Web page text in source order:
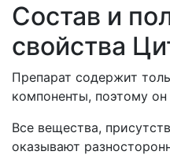
Состав и
свойства
Препарат содержит
компоненты, поэтому
Все вещества,
оказывают